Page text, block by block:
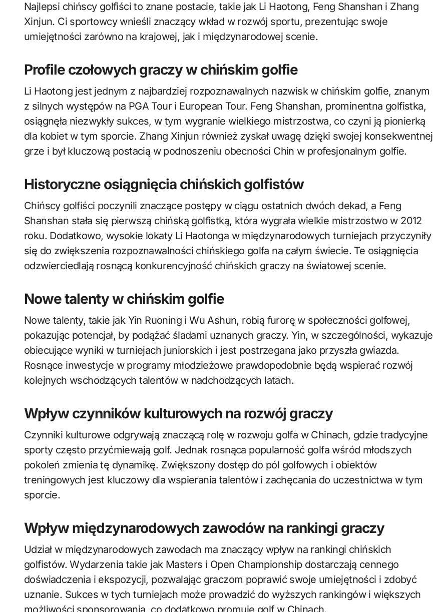
Najlepsi chińscy golfiści to znane postacie, takie jak Li Haotong, Feng Shanshan i Zhang
Xinjun. Ci sportowcy wnieśli znaczący wkład w rozwój sportu, prezentując swoje
umiejętności zarówno na krajowej, jak i międzynarodowej scenie.
Profile czołowych graczy w chińskim golfie
Li Haotong jest jednym z najbardziej rozpoznawalnych nazwisk w chińskim golfie, znanym
z silnych występów na PGA Tour i European Tour. Feng Shanshan, prominentna golfistka,
osiągnęła niezwykły sukces, w tym wygranie wielkiego mistrzostwa, co czyni ją pionierką
dla kobiet w tym sporcie. Zhang Xinjun również zyskał uwagę dzięki swojej konsekwentnej
grze i był kluczową postacią w podnoszeniu obecności Chin w profesjonalnym golfie.
Historyczne osiągnięcia chińskich golfistów
Chińscy golfiści poczynili znaczące postępy w ciągu ostatnich dwóch dekad, a Feng
Shanshan stała się pierwszą chińską golfistką, która wygrała wielkie mistrzostwo w 2012
roku. Dodatkowo, wysokie lokaty Li Haotonga w międzynarodowych turniejach przyczyniły
się do zwiększenia rozpoznawalności chińskiego golfa na całym świecie. Te osiągnięcia
odzwierciedlają rosnącą konkurencyjność chińskich graczy na światowej scenie.
Nowe talenty w chińskim golfie
Nowe talenty, takie jak Yin Ruoning i Wu Ashun, robią furorę w społeczności golfowej,
pokazując potencjał, by podążać śladami uznanych graczy. Yin, w szczególności, wykazuje
obiecujące wyniki w turniejach juniorskich i jest postrzegana jako przyszła gwiazda.
Rosnące inwestycje w programy młodzieżowe prawdopodobnie będą wspierać rozwój
kolejnych wschodzących talentów w nadchodzących latach.
Wpływ czynników kulturowych na rozwój graczy
Czynniki kulturowe odgrywają znaczącą rolę w rozwoju golfa w Chinach, gdzie tradycyjne
sporty często przyćmiewają golf. Jednak rosnąca popularność golfa wśród młodszych
pokoleń zmienia tę dynamikę. Zwiększony dostęp do pól golfowych i obiektów
treningowych jest kluczowy dla wspierania talentów i zachęcania do uczestnictwa w tym
sporcie.
Wpływ międzynarodowych zawodów na rankingi graczy
Udział w międzynarodowych zawodach ma znaczący wpływ na rankingi chińskich
golfistów. Wydarzenia takie jak Masters i Open Championship dostarczają cennego
doświadczenia i ekspozycji, pozwalając graczom poprawić swoje umiejętności i zdobyć
uznanie. Sukces w tych turniejach może prowadzić do wyższych rankingów i większych
możliwości sponsorowania, co dodatkowo promuje golf w Chinach.